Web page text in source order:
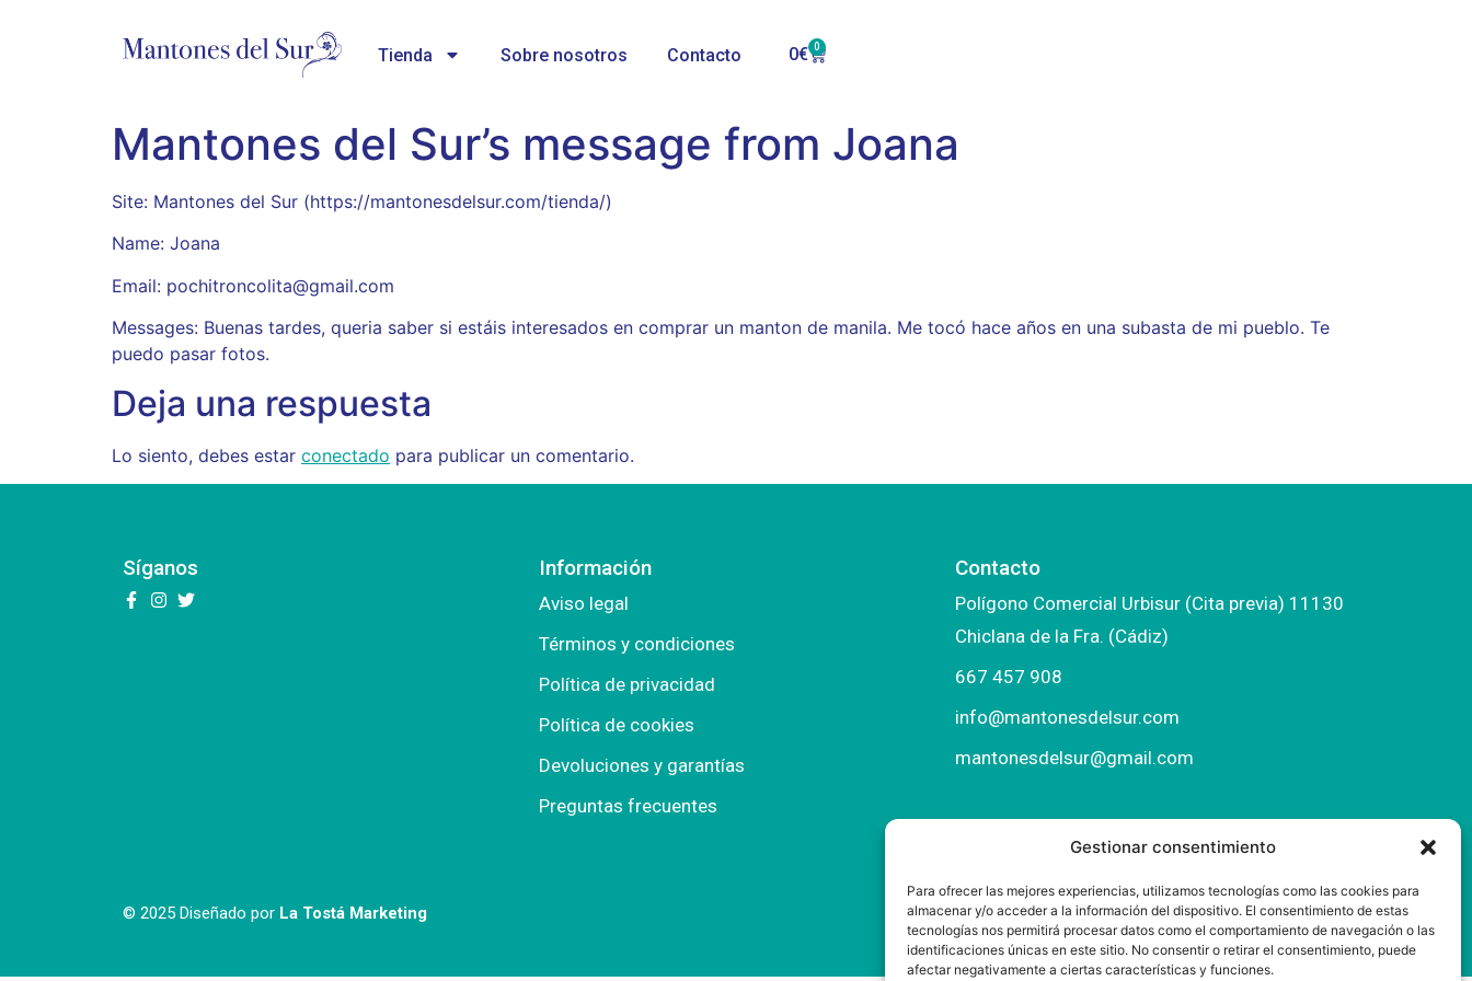
Gestionar consentimiento
Para ofrecer las mejores experiencias, utilizamos tecnologías como las cookies para
almacenar y/o acceder a la información del dispositivo. El consentimiento de estas
tecnologías nos permitirá procesar datos como el comportamiento de navegación o las
identificaciones únicas en este sitio. No consentir o retirar el consentimiento, puede
afectar negativamente a ciertas características y funciones.
Tienda Sobre nosotros Contacto 0€ 0
Mantones del Sur’s message from Joana
Site: Mantones del Sur (https://mantonesdelsur.com/tienda/)
Name: Joana
Email: pochitroncolita@gmail.com
Messages: Buenas tardes, queria saber si estáis interesados en comprar un manton de manila. Me tocó hace años en una subasta de mi pueblo. Te
puedo pasar fotos.
Deja una respuesta
Lo siento, debes estar conectado para publicar un comentario.
Síganos Información
Aviso legal
Términos y condiciones
Política de privacidad
Política de cookies
Devoluciones y garantías
Preguntas frecuentes
Contacto
Polígono Comercial Urbisur (Cita previa) 11130
Chiclana de la Fra. (Cádiz)
667 457 908
info@mantonesdelsur.com
mantonesdelsur@gmail.com
© 2025 Diseñado por La Tostá Marketing